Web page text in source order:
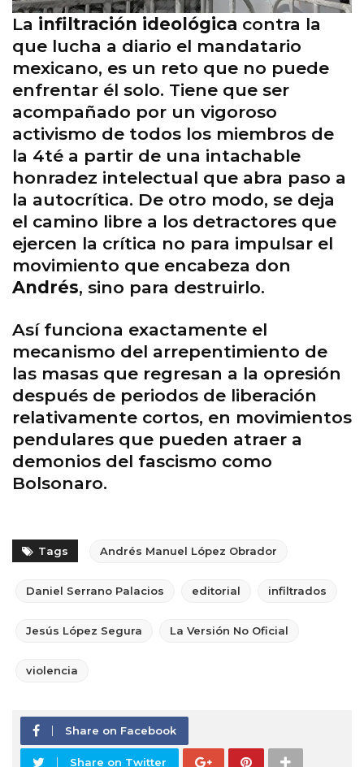
La infiltración ideológica contra la
que lucha a diario el mandatario
mexicano, es un reto que no puede
enfrentar él solo. Tiene que ser
acompañado por un vigoroso
activismo de todos los miembros de
la 4té a partir de una intachable
honradez intelectual que abra paso a
la autocrítica. De otro modo, se deja
el camino libre a los detractores que
ejercen la crítica no para impulsar el
movimiento que encabeza don
Andrés, sino para destruirlo.
Así funciona exactamente el
mecanismo del arrepentimiento de
las masas que regresan a la opresión
después de periodos de liberación
relativamente cortos, en movimientos
pendulares que pueden atraer a
demonios del fascismo como
Bolsonaro.
Tags Andrés Manuel López Obrador
Daniel Serrano Palacios editorial infiltrados
Jesús López Segura La Versión No Oficial
violencia
Share on Facebook
Share on Twitter